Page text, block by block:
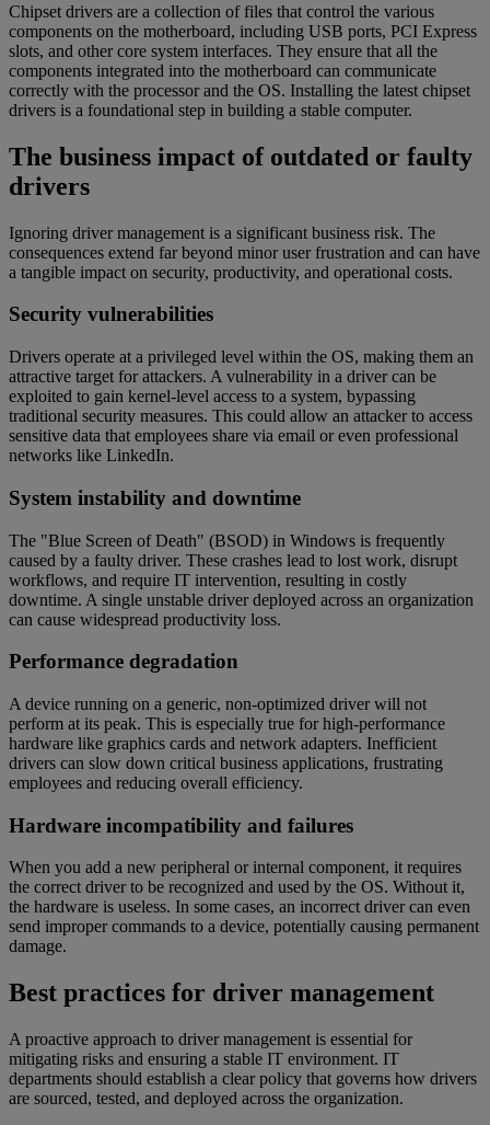
Chipset drivers are a collection of files that control the various
components on the motherboard, including USB ports, PCI Express
slots, and other core system interfaces. They ensure that all the
components integrated into the motherboard can communicate
correctly with the processor and the OS. Installing the latest chipset
drivers is a foundational step in building a stable computer.
The business impact of outdated or faulty
drivers
Ignoring driver management is a significant business risk. The
consequences extend far beyond minor user frustration and can have
a tangible impact on security, productivity, and operational costs.
Security vulnerabilities
Drivers operate at a privileged level within the OS, making them an
attractive target for attackers. A vulnerability in a driver can be
exploited to gain kernel-level access to a system, bypassing
traditional security measures. This could allow an attacker to access
sensitive data that employees share via email or even professional
networks like LinkedIn.
System instability and downtime
The "Blue Screen of Death" (BSOD) in Windows is frequently
caused by a faulty driver. These crashes lead to lost work, disrupt
workflows, and require IT intervention, resulting in costly
downtime. A single unstable driver deployed across an organization
can cause widespread productivity loss.
Performance degradation
A device running on a generic, non-optimized driver will not
perform at its peak. This is especially true for high-performance
hardware like graphics cards and network adapters. Inefficient
drivers can slow down critical business applications, frustrating
employees and reducing overall efficiency.
Hardware incompatibility and failures
When you add a new peripheral or internal component, it requires
the correct driver to be recognized and used by the OS. Without it,
the hardware is useless. In some cases, an incorrect driver can even
send improper commands to a device, potentially causing permanent
damage.
Best practices for driver management
A proactive approach to driver management is essential for
mitigating risks and ensuring a stable IT environment. IT
departments should establish a clear policy that governs how drivers
are sourced, tested, and deployed across the organization.